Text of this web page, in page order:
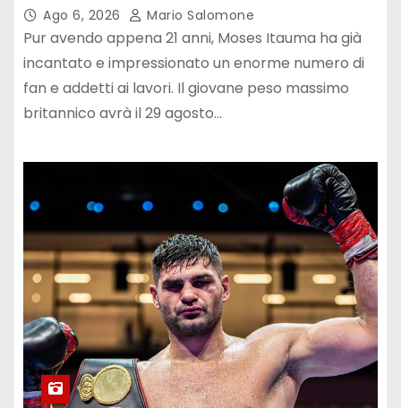
Ago 6, 2026 Mario Salomone
Pur avendo appena 21 anni, Moses Itauma ha già
incantato e impressionato un enorme numero di
fan e addetti ai lavori. Il giovane peso massimo
britannico avrà il 29 agosto…